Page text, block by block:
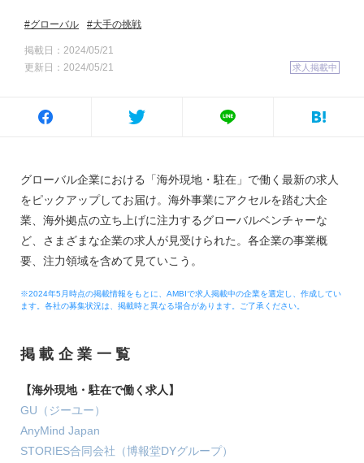
グローバル 大手の挑戦
掲載日：2024/05/21
更新日：2024/05/21
求人掲載中
グローバル企業における「海外現地・駐在」で働く最新の求人
をピックアップしてお届け。海外事業にアクセルを踏む大企
業、海外拠点の立ち上げに注力するグローバルベンチャーな
ど、さまざまな企業の求人が見受けられた。各企業の事業概
要、注力領域を含めて見ていこう。
※2024年5月時点の掲載情報をもとに、AMBIで求人掲載中の企業を選定し、作成してい
ます。各社の募集状況は、掲載時と異なる場合があります。ご了承ください。
掲載企業一覧
【海外現地・駐在で働く求人】
GU（ジーユー）
AnyMind Japan
STORIES合同会社（博報堂DYグループ）